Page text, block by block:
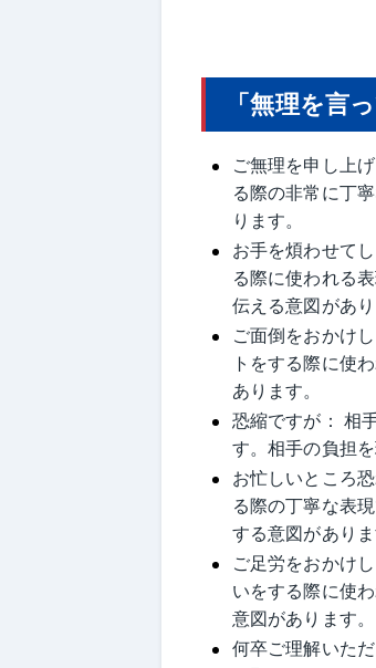
「無理を言
ご無理を申し上
る際の非常に丁
ります。
お手を煩わせて
る際に使われる
伝える意図があり
ご面倒をおかけ
トをする際に使
あります。
恐縮ですが： 相
す。相手の負担
お忙しいところ
る際の丁寧な表
する意図がありま
ご足労をおかけ
いをする際に使
意図があります。
何卒ご理解いた